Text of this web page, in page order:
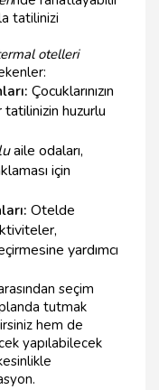
tatilinizi
otelleri
Çocuklarınızın
huzurlu
aile odaları,
için
Otelde
yardımcı
seçim
tutmak
hem de
yapılabilecek